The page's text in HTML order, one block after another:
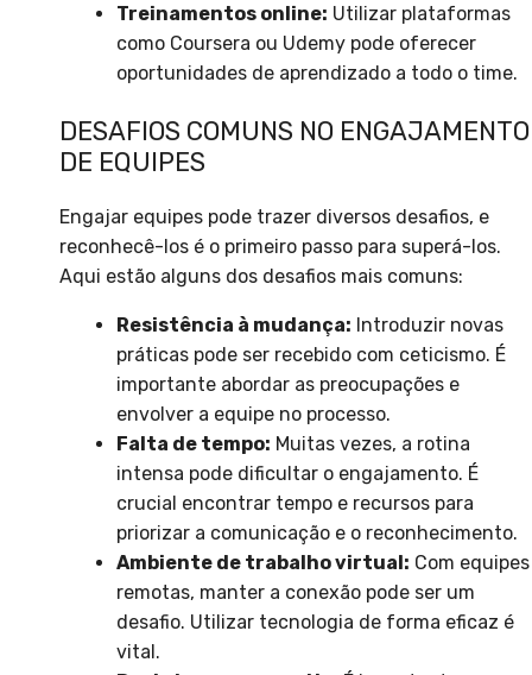
Treinamentos online: Utilizar plataformas
como Coursera ou Udemy pode oferecer
oportunidades de aprendizado a todo o time.
DESAFIOS COMUNS NO ENGAJAMENTO
DE EQUIPES
Engajar equipes pode trazer diversos desafios, e
reconhecê-los é o primeiro passo para superá-los.
Aqui estão alguns dos desafios mais comuns:
Resistência à mudança: Introduzir novas
práticas pode ser recebido com ceticismo. É
importante abordar as preocupações e
envolver a equipe no processo.
Falta de tempo: Muitas vezes, a rotina
intensa pode dificultar o engajamento. É
crucial encontrar tempo e recursos para
priorizar a comunicação e o reconhecimento.
Ambiente de trabalho virtual: Com equipes
remotas, manter a conexão pode ser um
desafio. Utilizar tecnologia de forma eficaz é
vital.